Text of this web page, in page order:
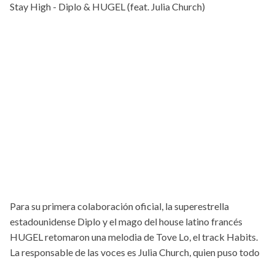
Stay High - Diplo & HUGEL (feat. Julia Church)
Para su primera colaboración oficial, la superestrella
estadounidense Diplo y el mago del house latino francés
HUGEL retomaron una melodia de Tove Lo, el track Habits.
La responsable de las voces es Julia Church, quien puso todo